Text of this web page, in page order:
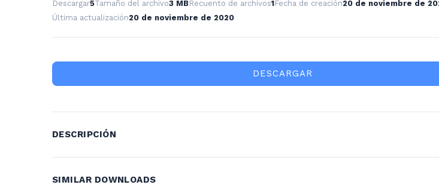
Descargar5Tamaño del archivo3 MBRecuento de archivos1Fecha de creación20 de noviembre de
Última actualización20 de noviembre de 2020
DESCARGAR
DESCRIPCIÓN
SIMILAR DOWNLOADS